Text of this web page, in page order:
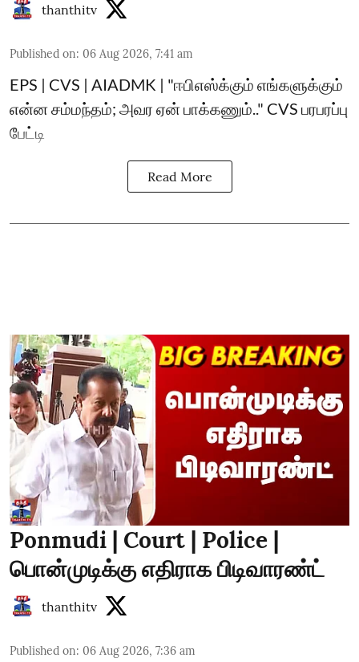
thanthitv
Published on: 06 Aug 2026, 7:41 am
EPS | CVS | AIADMK | "ஈபிஎஸ்க்கும் எங்களுக்கும்
என்ன சம்மந்தம்; அவர ஏன் பாக்கணும்.." CVS பரபரப்பு
பேட்டி
Read More
Ponmudi | Court | Police |
பொன்முடிக்கு எதிராக பிடிவாரண்ட்
thanthitv
Published on: 06 Aug 2026, 7:36 am